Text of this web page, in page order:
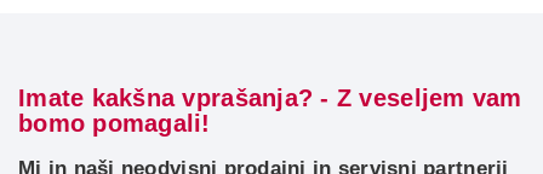
Imate kakšna vprašanja? - Z veseljem vam
bomo pomagali!
Mi in naši neodvisni prodajni in servisni partnerji